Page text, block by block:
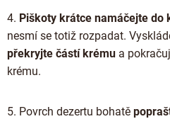
4. Piškoty krátce namáčejte do
nesmí se totiž rozpadat.
překryjte částí krému a
krému.
5. Povrch dezertu bohatě